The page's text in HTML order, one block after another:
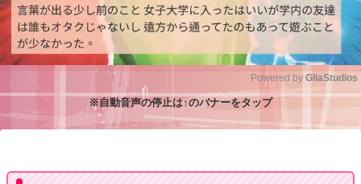
u
Powered by GliaStudios
※自動音声の停止は↑のバナーをタップ